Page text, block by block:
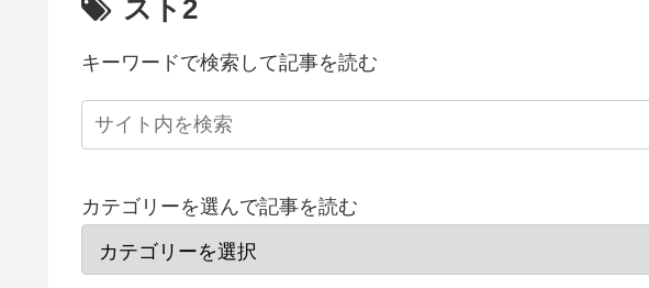
スト2
キーワードで検索して記事を読む
カテゴリーを選んで記事を読む